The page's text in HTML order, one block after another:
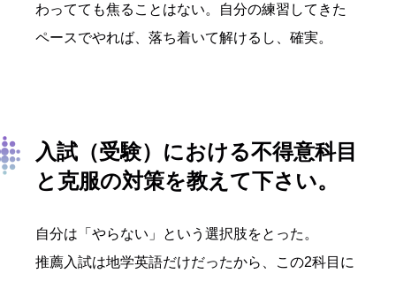
わってても焦ることはない。自分の練習してきた
ペースでやれば、落ち着いて解けるし、確実。
入試（受験）における不得意科目
と克服の対策を教えて下さい。
自分は「やらない」という選択肢をとった。
推薦入試は地学英語だけだったから、この2科目に